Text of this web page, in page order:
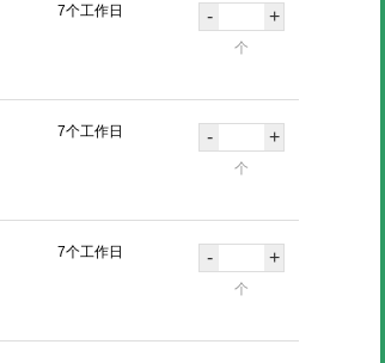
7个工作日 - +
个
7个工作日 - +
个
7个工作日 - +
个